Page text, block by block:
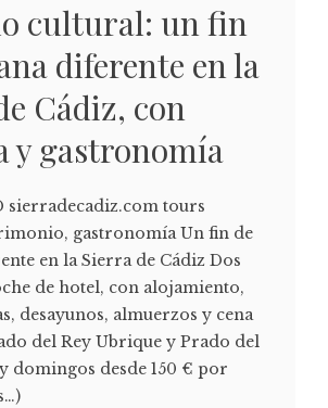
cultural: un fin
diferente en la
Cádiz, con
y gastronomía
sierradecadiz.com tours
gastronomía Un fin de
en la Sierra de Cádiz Dos
de hotel, con alojamiento,
desayunos, almuerzos y cena
del Rey Ubrique y Prado del
domingos desde 150 € por